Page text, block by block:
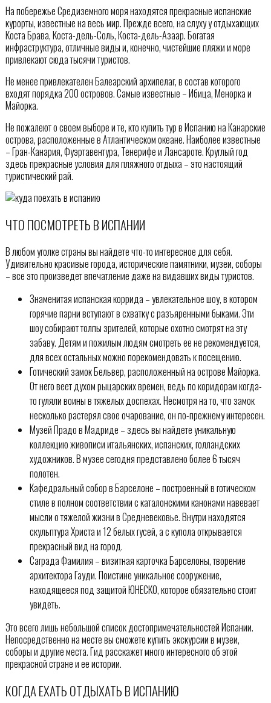
На побережье Средиземного моря находятся прекрасные испанские
курорты, известные на весь мир. Прежде всего, на слуху у отдыхающих
Коста Брава, Коста-дель-Соль, Коста-дель-Азаар. Богатая
инфраструктура, отличные виды и, конечно, чистейшие пляжи и море
привлекают сюда тысячи туристов.
Не менее привлекателен Балеарский архипелаг, в состав которого
входят порядка 200 островов. Самые известные – Ибица, Менорка и
Майорка.
Не пожалеют о своем выборе и те, кто купить тур в Испанию на Канарские
острова, расположенные в Атлантическом океане. Наиболее известные
– Гран-Канария, Фуэртавентура, Тенерифе и Лансароте. Круглый год
здесь прекрасные условия для пляжного отдыха – это настоящий
туристический рай.
ЧТО ПОСМОТРЕТЬ В ИСПАНИИ
В любом уголке страны вы найдете что-то интересное для себя.
Удивительно красивые города, исторические памятники, музеи, соборы
– все это произведет впечатление даже на видавших виды туристов.
Знаменитая испанская коррида – увлекательное шоу, в котором
горячие парни вступают в схватку с разъяренными быками. Эти
шоу собирают толпы зрителей, которые охотно смотрят на эту
забаву. Детям и пожилым людям смотреть ее не рекомендуется,
для всех остальных можно порекомендовать к посещению.
Готический замок Бельвер, расположенный на острове Майорка.
От него веет духом рыцарских времен, ведь по коридорам когда-
то гуляли воины в тяжелых доспехах. Несмотря на то, что замок
несколько растерял свое очарование, он по-прежнему интересен.
Музей Прадо в Мадриде – здесь вы найдете уникальную
коллекцию живописи итальянских, испанских, голландских
художников. В музее сегодня представлено более 6 тысяч
полотен.
Кафедральный собор в Барселоне – построенный в готическом
стиле в полном соответствии с каталонскими канонами навевает
мысли о тяжелой жизни в Средневековье. Внутри находятся
скульптура Христа и 12 белых гусей, а с купола открывается
прекрасный вид на город.
Саграда Фамилия – визитная карточка Барселоны, творение
архитектора Гауди. Поистине уникальное сооружение,
находящееся под защитой ЮНЕСКО, которое обязательно стоит
увидеть.
Это всего лишь небольшой список достопримечательностей Испании.
Непосредственно на месте вы сможете купить экскурсии в музеи,
соборы и другие места. Гид расскажет много интересного об этой
прекрасной стране и ее истории.
КОГДА ЕХАТЬ ОТДЫХАТЬ В ИСПАНИЮ